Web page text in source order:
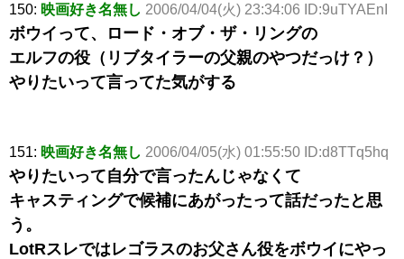
150: 映画好き名無し 2006/04/04(火) 23:34:06 ID:9uTYAEnI
ボウイって、ロード・オブ・ザ・リングの
エルフの役（リブタイラーの父親のやつだっけ？）
やりたいって言ってた気がする
151: 映画好き名無し 2006/04/05(水) 01:55:50 ID:d8TTq5hq
やりたいって自分で言ったんじゃなくて
キャスティングで候補にあがったって話だったと思
う。
LotRスレではレゴラスのお父さん役をボウイにやっ